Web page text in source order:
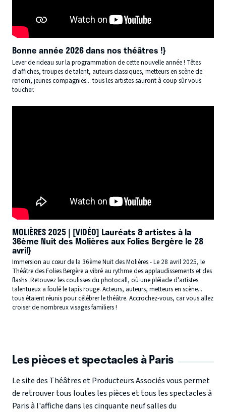
Bonne année 2026 dans nos théâtres !}
Lever de rideau sur la programmation de cette nouvelle année ! Têtes
d'affiches, troupes de talent, auteurs classiques, metteurs en scène de
renom, jeunes compagnies... tous les artistes sauront à coup sûr vous
toucher.
MOLIÈRES 2025 | [VIDÉO] Lauréats & artistes à la
36ème Nuit des Molières aux Folies Bergère le 28
avril}
Immersion au cœur de la 36ème Nuit des Molières - Le 28 avril 2025, le
Théâtre des Folies Bergère a vibré au rythme des applaudissements et des
flashs. Retouvez les coulisses du photocall, où une pléiade d'artistes
talentueux a foulé le tapis rouge. Acteurs, auteurs, metteurs en scène...
tous étaient réunis pour célébrer le théâtre. Accrochez-vous, car vous allez
croiser de nombreux visages familiers !
Les pièces et spectacles à Paris
Le site des Théâtres et Producteurs Associés vous permet
de retrouvertous loutes les pièces et tous les spectacles à
Paris à l'affiche dans les cinquante neuf salles du